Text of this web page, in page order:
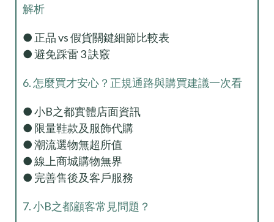
解析
● 正品 vs 假貨關鍵細節比較表
● 避免踩雷 3 訣竅
6. 怎麼買才安心？正規通路與購買建議一次看
● 小B之都實體店面資訊
● 限量鞋款及服飾代購
● 潮流選物無超所值
● 線上商城購物無界
● 完善售後及客戶服務
7. 小B之都顧客常見問題？